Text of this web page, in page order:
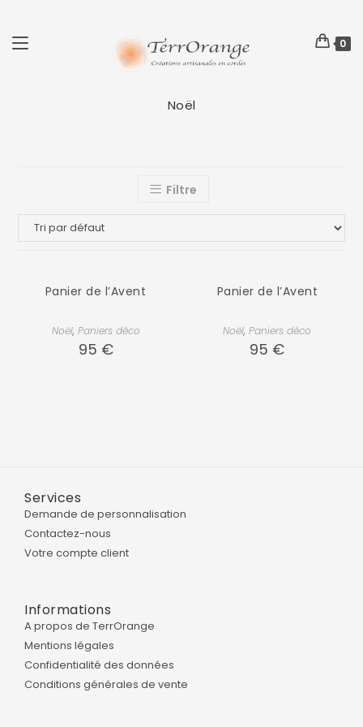
0
Noël
Filtre
Panier de l’Avent
Noël, Paniers déco
95 €
Panier de l’Avent
Noël,Paniers déco
95 €
Services
Demande de personnalisation
Contactez-nous
Votre compte client
Informations
A propos de TerrOrange
Mentions légales
Confidentialité des données
Conditions générales de vente